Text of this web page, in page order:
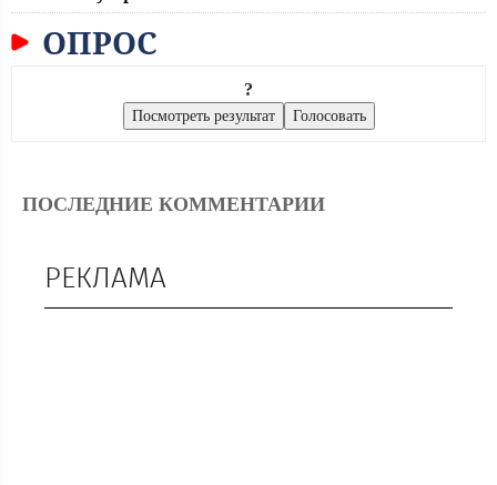
ОПРОС
?
ПОСЛЕДНИЕ КОММЕНТАРИИ
РЕКЛАМА